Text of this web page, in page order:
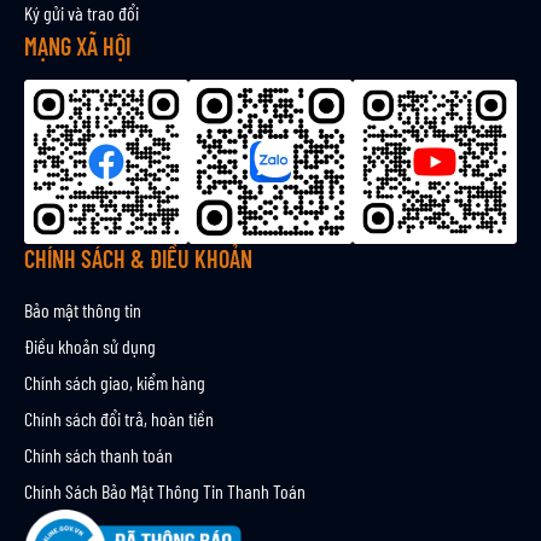
h
ậ
Ký gửi và trao đổi
MẠNG XÃ HỘI
CHÍNH SÁCH & ĐIỀU KHOẢN
Bảo mật thông tin
Điều khoản sử dụng
Chính sách giao, kiểm hàng
Chính sách đổi trả, hoàn tiền
Chính sách thanh toán
Chính Sách Bảo Mật Thông Tin Thanh Toán